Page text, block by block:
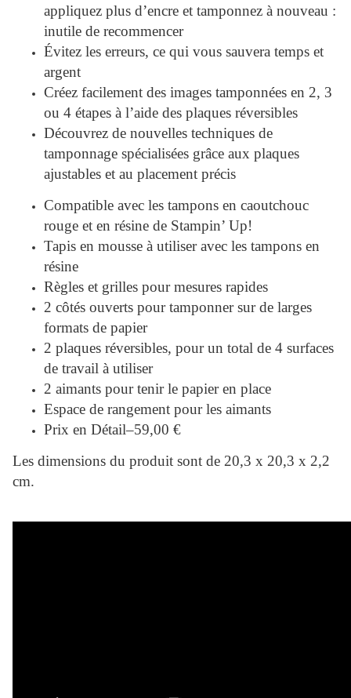
appliquez plus d’encre et tamponnez à nouveau :
inutile de recommencer
Évitez les erreurs, ce qui vous sauvera temps et
argent
Créez facilement des images tamponnées en 2, 3
ou 4 étapes à l’aide des plaques réversibles
Découvrez de nouvelles techniques de
tamponnage spécialisées grâce aux plaques
ajustables et au placement précis
Compatible avec les tampons en caoutchouc
rouge et en résine de Stampin’ Up!
Tapis en mousse à utiliser avec les tampons en
résine
Règles et grilles pour mesures rapides
2 côtés ouverts pour tamponner sur de larges
formats de papier
2 plaques réversibles, pour un total de 4 surfaces
de travail à utiliser
2 aimants pour tenir le papier en place
Espace de rangement pour les aimants
Prix en Détail–59,00 €
Les dimensions du produit sont de 20,3 x 20,3 x 2,2
cm.